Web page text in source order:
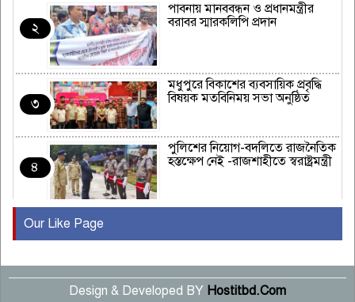
২
পাবনায় মানববন্ধন ও প্রধানমন্ত্রীর
বরাবর স্মারকলিপি প্রদান
৩
মধুপুরে বিকাশের ব্যবসায়িক প্রবৃদ্ধি
বিষয়ক মতবিনিময় সভা অনুষ্ঠিত
৪
পুলিশের নিয়োগ-বদলিতে রাজনৈতিক
হস্তক্ষেপ নেই -রাজশাহীতে স্বরাষ্ট্রমন্ত্রী
৫
বছর পূর্তি উদযাপন
সংবাদ সম্মেলনে অভিযোগ অস্বীকার
Our Like Page
Design & Developed BY Hostitbd.Com